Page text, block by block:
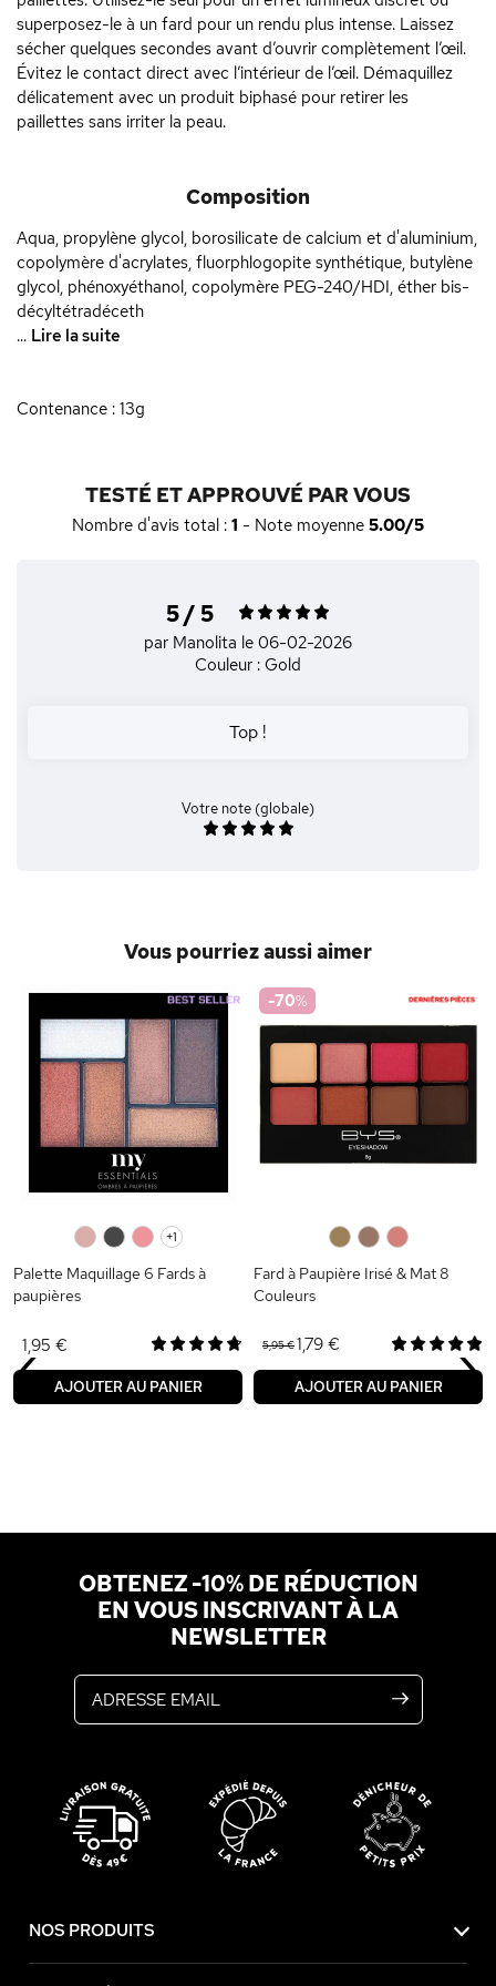
superposez-le à un fard pour un rendu plus intense. Laissez
sécher quelques secondes avant d’ouvrir complètement l’œil.
Évitez le contact direct avec l’intérieur de l’œil. Démaquillez
délicatement avec un produit biphasé pour retirer les
paillettes sans irriter la peau.
Composition
Aqua, propylène glycol, borosilicate de calcium et d'aluminium,
copolymère d'acrylates, fluorphlogopite synthétique, butylène
glycol, phénoxyéthanol, copolymère PEG-240/HDI, éther bis-
décyltétradéceth
... Lire la suite
Contenance : 13g
TESTÉ ET APPROUVÉ PAR VOUS
Nombre d'avis total : 1 - Note moyenne 5.00/5
5 / 5
par Manolita le 06-02-2026
Couleur : Gold
Top !
Votre note (globale)
Vous pourriez aussi aimer
+1
Palette Maquillage 6 Fards à
paupières
1,95 €
AJOUTER AU PANIER
-70%
Fard à Paupière Irisé & Mat 8
Couleurs
5,95 €1,79 €
AJOUTER AU PANIER
‹ ›
OBTENEZ -10% DE RÉDUCTION
EN VOUS INSCRIVANT À LA
NEWSLETTER
NOS PRODUITS